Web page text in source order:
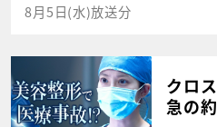
8月5日(水)放送分
クロ
急の